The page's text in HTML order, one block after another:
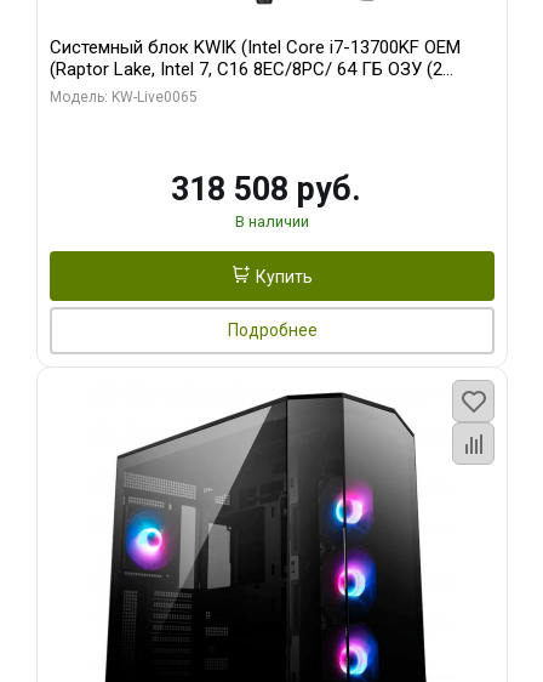
Системный блок KWIK (Intel Core i7-13700KF OEM
(Raptor Lake, Intel 7, C16 8EC/8PC/ 64 ГБ ОЗУ (2
модуля)/ ASUS RTX5080 PROART OC 16GB GDDR7
Модель: KW-Live0065
318 508 руб.
В наличии
Купить
Подробнее